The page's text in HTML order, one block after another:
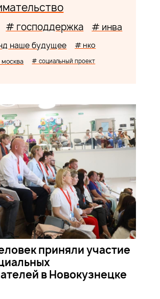
# господдержка # инва
наше будущее # нко
# социальный проект
приняли участие
в Новокузнецке